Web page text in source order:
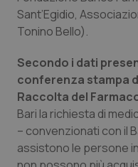
Lazio
Liguria
Lombardia
Marche
Diabete &
Disturbi
Dolore
Donna & Salute
Sant’Egidio,
Tonino Bello).
Secondo i dati
conferenza stampa
Raccolta del
Bari la richiesta di
– convenzionati con il
assistono le persone